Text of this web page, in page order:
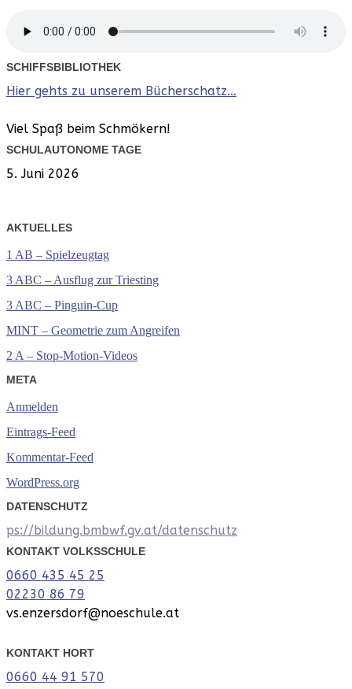
SCHIFFSBIBLIOTHEK
Hier gehts zu unserem Bücherschatz…
Viel Spaß beim Schmökern!
SCHULAUTONOME TAGE
5. Juni 2026
AKTUELLES
1 AB – Spielzeugtag
3 ABC – Ausflug zur Triesting
3 ABC – Pinguin-Cup
MINT – Geometrie zum Angreifen
2 A – Stop-Motion-Videos
META
Anmelden
Eintrags-Feed
Kommentar-Feed
WordPress.org
DATENSCHUTZ
ps://bildung.bmbwf.gv.at/datenschutz
KONTAKT VOLKSSCHULE
0660 435 45 25
02230 86 79
vs.enzersdorf@noeschule.at
KONTAKT HORT
0660 44 91 570